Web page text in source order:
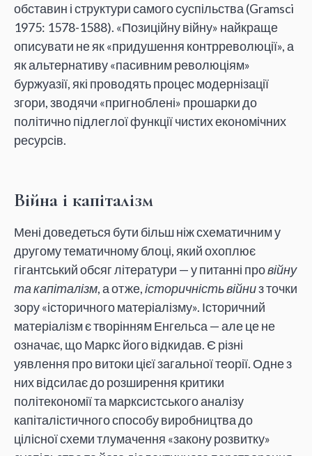
обставин і структури самого суспільства (Gramsci
1975: 1578-1588). «Позиційну війну» найкраще
описувати не як «придушення контрреволюції», а
як альтернативу «пасивним революціям»
буржуазії, які проводять процес модернізації
згори, зводячи «пригноблені» прошарки до
політично підлеглої функції чистих економічних
ресурсів.
Війна і капіталізм
Мені доведеться бути більш ніж схематичним у
другому тематичному блоці, який охоплює
гігантський обсяг літератури — у питанні провійну
та капіталізм, а отже,історичність війниз точки
зору «історичного матеріалізму». Історичний
матеріалізм є творінням Енгельса — але це не
означає, що Маркс його відкидав. Є різні
уявлення про витоки цієї загальної теорії. Одне з
них відсилає до розширення критики
політекономії та марксистського аналізу
капіталістичного способу виробництва до
цілісної схеми тлумачення «закону розвитку»